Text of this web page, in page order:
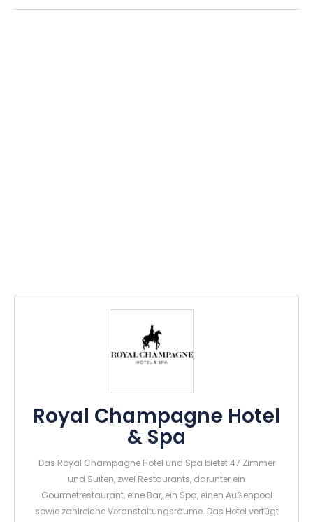
Royal Champagne Hotel
& Spa
Das Royal Champagne Hotel und Spa bietet 47 Zimmer
und Suiten, zwei Restaurants, darunter ein
Gourmetrestaurant, eine Bar, ein Spa, einen Außenpool
sowie zahlreiche Veranstaltungsräume. Das Hotel verfügt